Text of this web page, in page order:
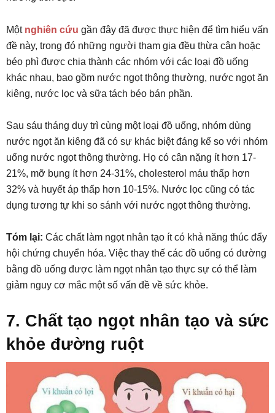
Một nghiên cứu gần đây đã được thực hiện để tìm hiểu vấn
đề này, trong đó những người tham gia đều thừa cân hoặc
béo phì được chia thành các nhóm với các loại đồ uống
khác nhau, bao gồm nước ngọt thông thường, nước ngọt ăn
kiêng, nước lọc và sữa tách béo bán phần.
Sau sáu tháng duy trì cùng một loại đồ uống, nhóm dùng
nước ngọt ăn kiêng đã có sự khác biệt đáng kể so với nhóm
uống nước ngọt thông thường. Họ có cân nặng ít hơn 17-
21%, mỡ bụng ít hơn 24-31%, cholesterol máu thấp hơn
32% và huyết áp thấp hơn 10-15%. Nước lọc cũng có tác
dụng tương tự khi so sánh với nước ngọt thông thường.
Tóm lại: Các chất làm ngọt nhân tạo ít có khả năng thúc đẩy
hội chứng chuyển hóa. Việc thay thế các đồ uống có đường
bằng đồ uống được làm ngọt nhân tạo thực sự có thể làm
giảm nguy cơ mắc một số vấn đề về sức khỏe.
7. Chất tạo ngọt nhân tạo và sức
khỏe đường ruột